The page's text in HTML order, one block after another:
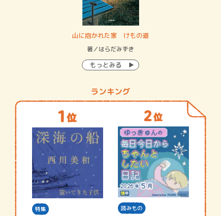
山に抱かれた家 けもの道
著／はらだみずき
もっとみる
ランキング
特集 読みもの